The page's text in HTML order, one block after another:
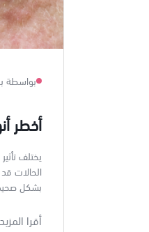
بواسطة
أخطر
يختلف
الحالات
بشكل
أقرا المزيد